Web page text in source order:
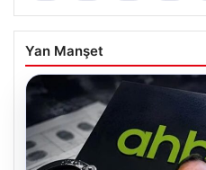
Yan Manşet